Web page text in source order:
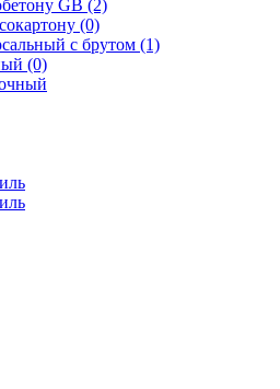
GB (2)
(0)
с брутом (1)
(0)